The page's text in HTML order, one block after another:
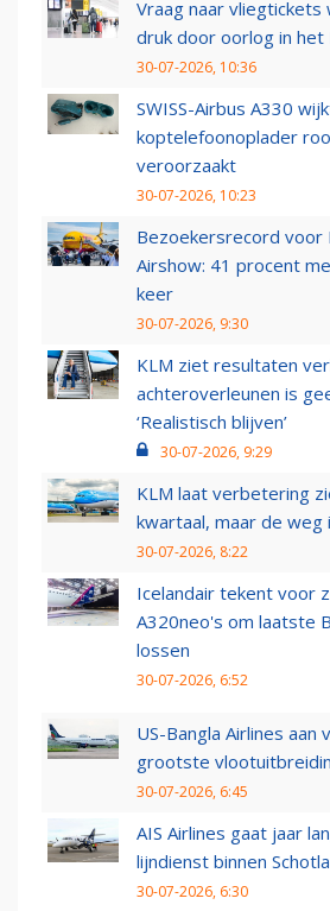
Vraag naar
druk door oorlog in
30-07-2026, 10:36
SWISS-Airbus A330
koptelefoonoplader
veroorzaakt
30-07-2026, 10:23
Bezoekersrecord voor
Airshow: 41 procent
keer
30-07-2026, 9:30
KLM ziet resultaten
achteroverleunen is
‘Realistisch blijven’
30-07-2026, 9:29
KLM laat verbetering
kwartaal, maar de weg
30-07-2026, 8:22
Icelandair tekent voor
A320neo's om laatste
lossen
30-07-2026, 6:52
US-Bangla Airlines aan
grootste
30-07-2026, 6:45
AIS Airlines gaat jaar
lijndienst binnen
30-07-2026, 6:30